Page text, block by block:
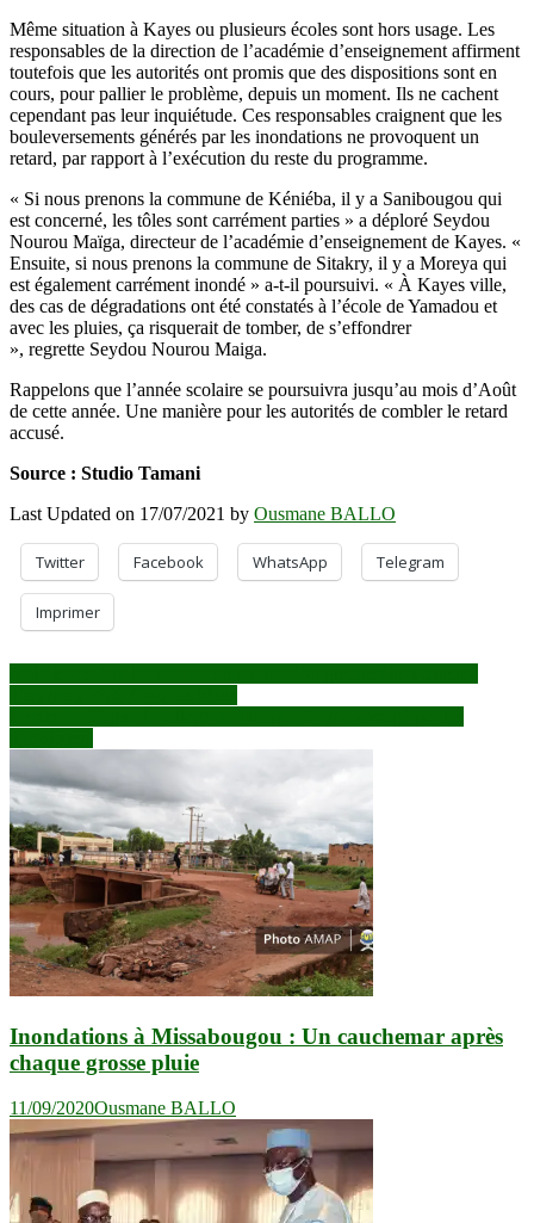
Même situation à Kayes ou plusieurs écoles sont hors usage. Les
responsables de la direction de l’académie d’enseignement affirment
toutefois que les autorités ont promis que des dispositions sont en
cours, pour pallier le problème, depuis un moment. Ils ne cachent
cependant pas leur inquiétude. Ces responsables craignent que les
bouleversements générés par les inondations ne provoquent un
retard, par rapport à l’exécution du reste du programme.
« Si nous prenons la commune de Kéniéba, il y a Sanibougou qui
est concerné, les tôles sont carrément parties » a déploré Seydou
Nourou Maïga, directeur de l’académie d’enseignement de Kayes. «
Ensuite, si nous prenons la commune de Sitakry, il y a Moreya qui
est également carrément inondé » a-t-il poursuivi. « À Kayes ville,
des cas de dégradations ont été constatés à l’école de Yamadou et
avec les pluies, ça risquerait de tomber, de s’effondrer
», regrette Seydou Nourou Maiga.
Rappelons que l’année scolaire se poursuivra jusqu’au mois d’Août
de cette année. Une manière pour les autorités de combler le retard
accusé.
Source : Studio Tamani
Last Updated on 17/07/2021 by Ousmane BALLO
Twitter Facebook WhatsApp Telegram
Imprimer
Navigation
de
l’article
Inondations à Missabougou : Un cauchemar après
chaque grosse pluie
11/09/2020Ousmane BALLO